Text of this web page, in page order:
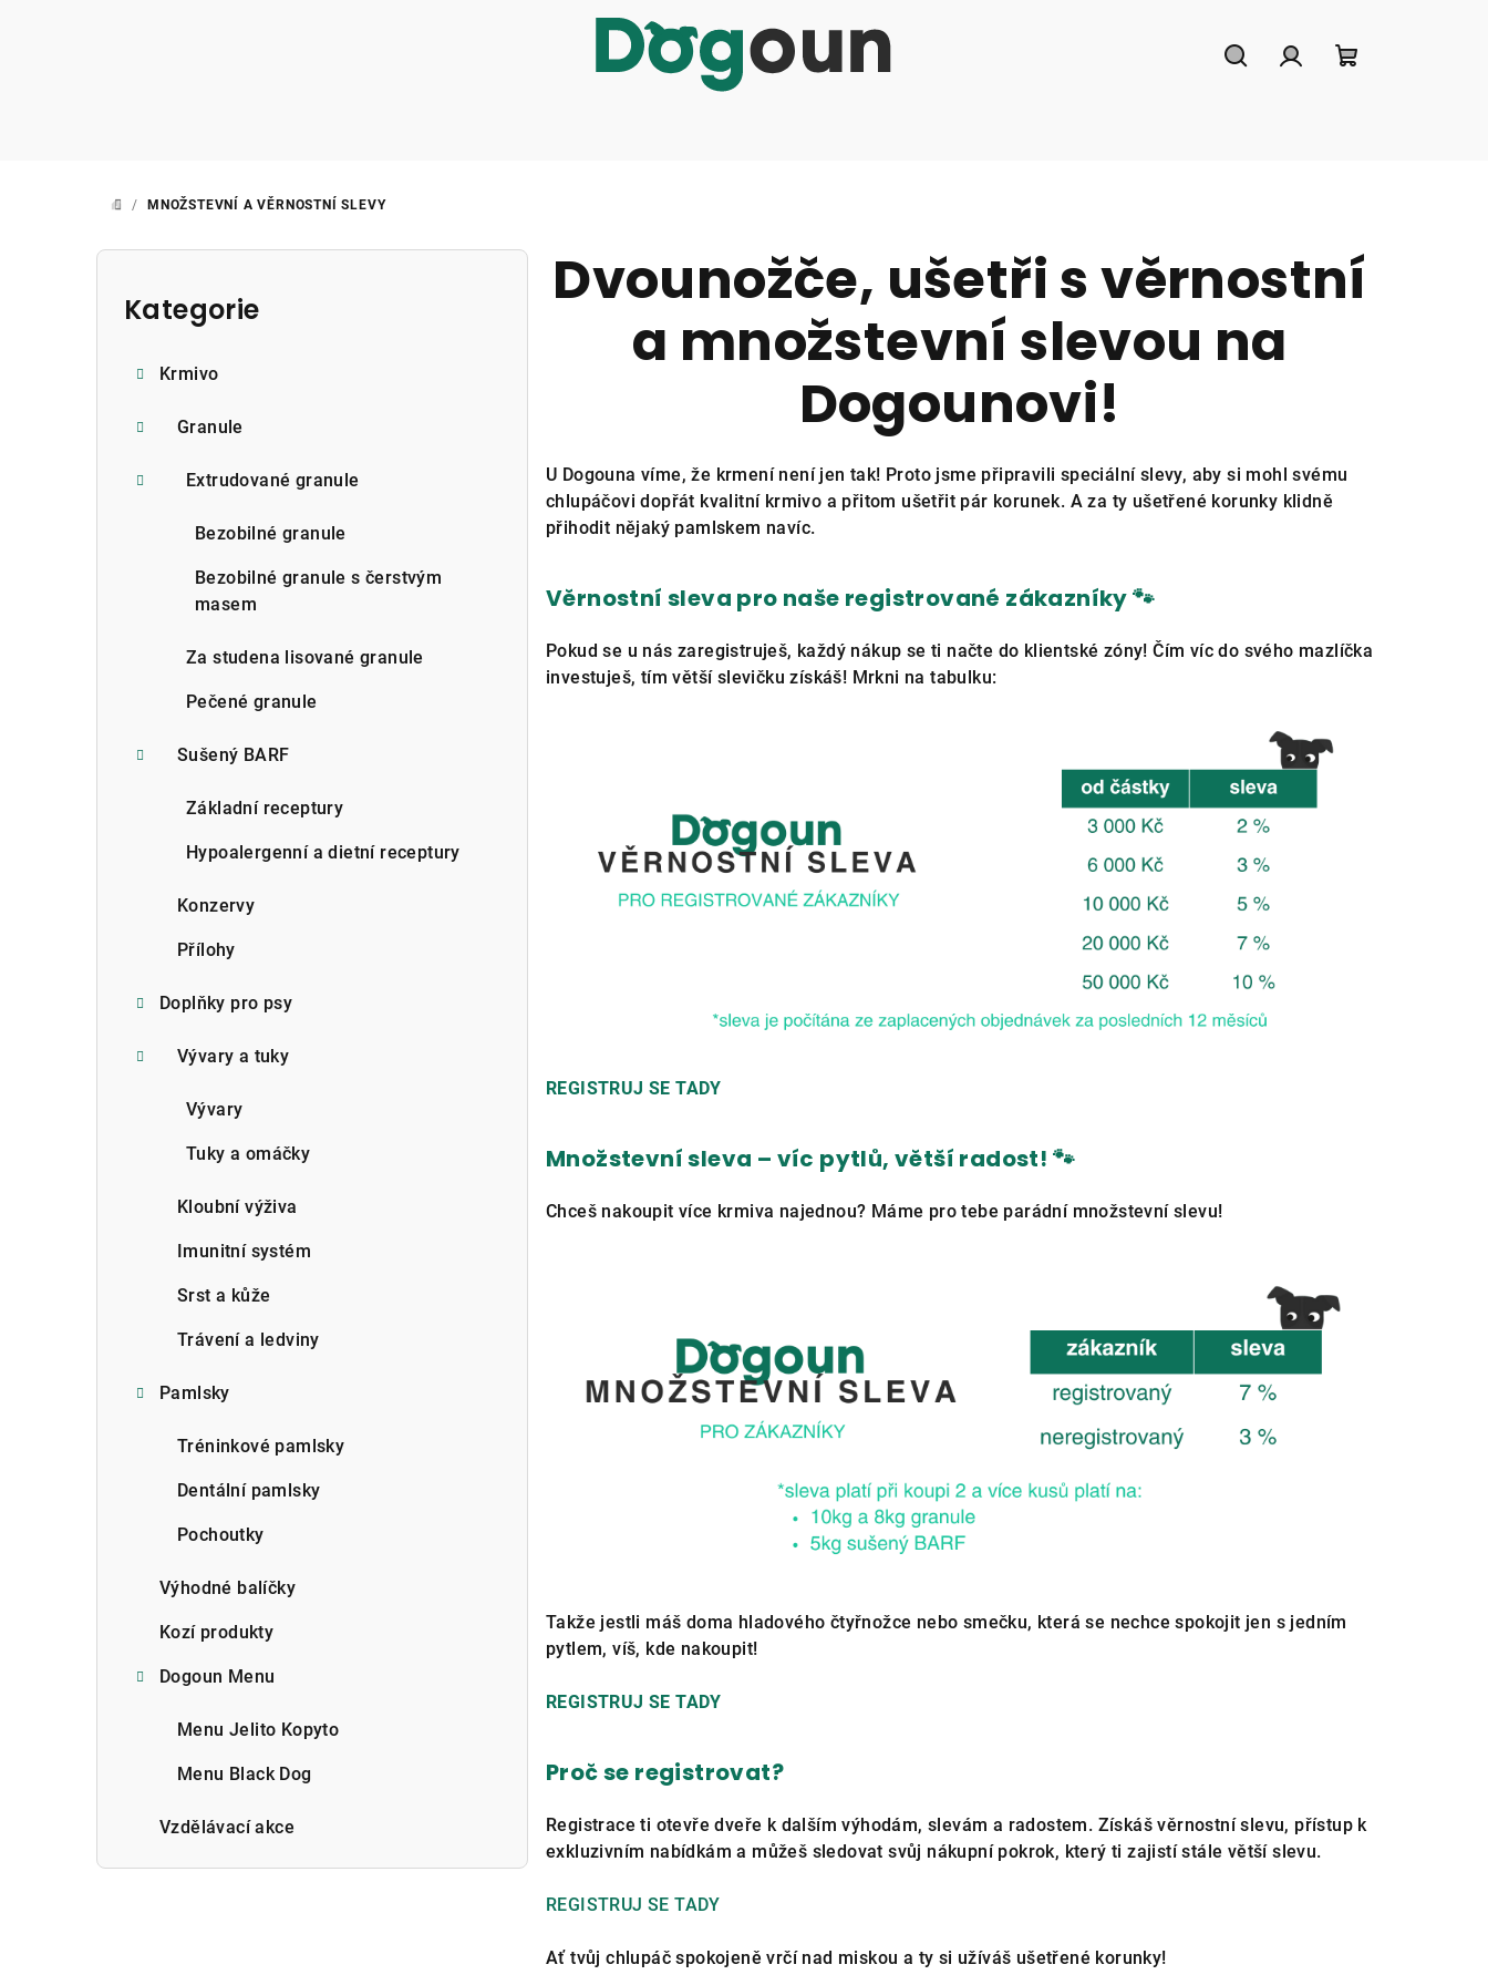
DOMŮ
/ MNOŽSTEVNÍ A VĚRNOSTNÍ SLEVY
P
Přeskočit
kategorie
Kategorie
Krmivo
Granule
Extrudované granule
Bezobilné granule
Bezobilné granule s čerstvým
masem
Za studena lisované granule
Pečené granule
Sušený BARF
Základní receptury
Hypoalergenní a dietní receptury
Konzervy
Přílohy
Doplňky pro psy
Vývary a tuky
Vývary
Tuky a omáčky
Kloubní výživa
Imunitní systém
Srst a kůže
Trávení a ledviny
Pamlsky
Tréninkové pamlsky
Dentální pamlsky
Pochoutky
Výhodné balíčky
Kozí produkty
Dogoun Menu
Menu Jelito Kopyto
Menu Black Dog
Vzdělávací akce
Dvounožče, ušetři s věrnostní
a množstevní slevou na
Dogounovi!
U Dogouna víme, že krmení není jen tak! Proto jsme připravili speciální slevy, aby si mohl svému
chlupáčovi dopřát kvalitní krmivo a přitom ušetřit pár korunek. A za ty ušetřené korunky klidně
přihodit nějaký pamlskem navíc.
Věrnostní sleva pro naše registrované zákazníky 🐾
Pokud se u nás zaregistruješ, každý nákup se ti načte do klientské zóny! Čím víc do svého mazlíčka
investuješ, tím větší slevičku získáš! Mrkni na tabulku:
REGISTRUJ SE TADY
Množstevní sleva – víc pytlů, větší radost! 🐾
Chceš nakoupit více krmiva najednou? Máme pro tebe parádní množstevní slevu!
Takže jestli máš doma hladového čtyřnožce nebo smečku, která se nechce spokojit jen s jedním
pytlem, víš, kde nakoupit!
REGISTRUJ SE TADY
Proč se registrovat?
Registrace ti otevře dveře k dalším výhodám, slevám a radostem. Získáš věrnostní slevu, přístup k
exkluzivním nabídkám a můžeš sledovat svůj nákupní pokrok, který ti zajistí stále větší slevu.
REGISTRUJ SE TADY
Ať tvůj chlupáč spokojeně vrčí nad miskou a ty si užíváš ušetřené korunky!